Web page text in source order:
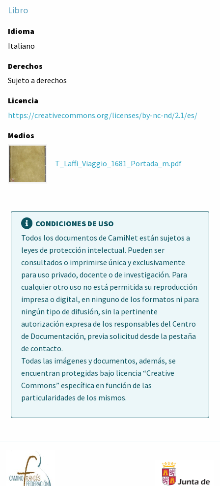
Libro
Idioma
Italiano
Derechos
Sujeto a derechos
Licencia
https://creativecommons.org/licenses/by-nc-nd/2.1/es/
Medios
T_Laffi_Viaggio_1681_Portada_m.pdf
CONDICIONES DE USO
Todos los documentos de CamiNet están sujetos a
leyes de protección intelectual. Pueden ser
consultados o imprimirse única y exclusivamente
para uso privado, docente o de investigación. Para
cualquier otro uso no está permitida su reproducción
impresa o digital, en ninguno de los formatos ni para
ningún tipo de difusión, sin la pertinente
autorización expresa de los responsables del Centro
de Documentación, previa solicitud desde la pestaña
de contacto.
Todas las imágenes y documentos, además, se
encuentran protegidas bajo licencia “Creative
Commons” específica en función de las
particularidades de los mismos.